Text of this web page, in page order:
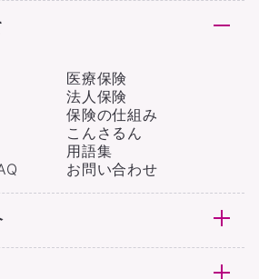
医療保険
法人保険
保険の仕組み
こんさるん
用語集
お問い合わせ